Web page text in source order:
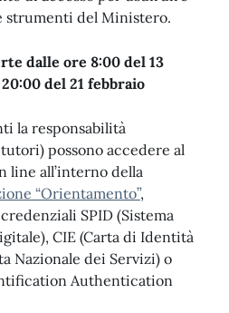
del Ministero.
dalle ore 8:00 del 13
del 21 febbraio
la responsabilità
possono accedere al
line all’interno della
“Orientamento”,
SPID (Sistema
CIE (Carta di Identità
Nazionale dei Servizi) o
Authentication